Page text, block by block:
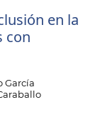
en la
con
García